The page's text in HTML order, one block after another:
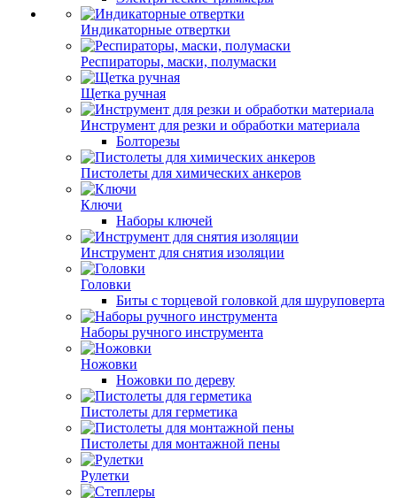
Индикаторные отвертки
Респираторы, маски, полумаски
Щетка ручная
Инструмент для резки и обработки материала
Болторезы
Пистолеты для химических анкеров
Ключи
Наборы ключей
Инструмент для снятия изоляции
Головки
Биты с торцевой головкой для шуруповерта
Наборы ручного инструмента
Ножовки
Ножовки по дереву
Пистолеты для герметика
Пистолеты для монтажной пены
Рулетки